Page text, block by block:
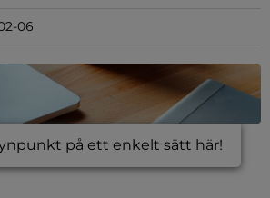
06
på ett enkelt sätt här!